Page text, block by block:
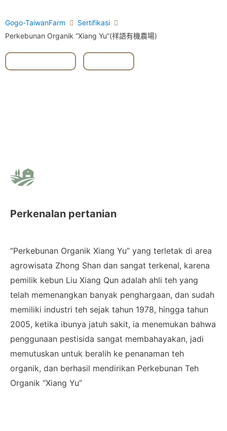
Gogo-TaiwanFarm
Sertifikasi
Perkebunan Organik “Xiang Yu”(祥語有機農場)
Perkenalan pertanian
“Perkebunan Organik Xiang Yu” yang terletak di area
agrowisata Zhong Shan dan sangat terkenal, karena
pemilik kebun Liu Xiang Qun adalah ahli teh yang
telah memenangkan banyak penghargaan, dan sudah
memiliki industri teh sejak tahun 1978, hingga tahun
2005, ketika ibunya jatuh sakit, ia menemukan bahwa
penggunaan pestisida sangat membahayakan, jadi
memutuskan untuk beralih ke penanaman teh
organik, dan berhasil mendirikan Perkebunan Teh
Organik “Xiang Yu”